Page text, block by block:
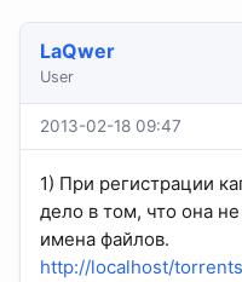
LaQwer
User
2013-02-18 09:47
1) При регистрации
дело в том, что она
имена файлов.
http://localhost/